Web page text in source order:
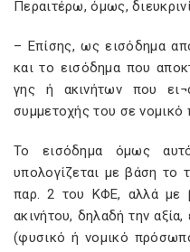
Περαιτέρω, όμως,
– Επίσης, ως εισόδημα
και το εισόδημα που
γης ή ακινήτων που
συμμετοχής του σε
Το εισόδημα όμως
υπολογίζεται με βάση το
παρ. 2 του ΚΦΕ, αλλά με
ακινήτου, δηλαδή την
(φυσικό ή νομικό